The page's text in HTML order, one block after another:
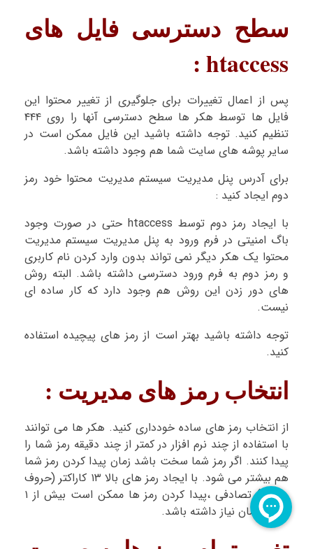
سطح دسترسی فایل های
htaccess :
پس از اعمال تغییرات برای جلوگیری از تغییر محتوا این
فایل ها توسط هکر ها سطح دسترسی آنها را روی ۴۴۴
تنظیم کنید. توجه داشته باشید این فایل ممکن است در
سایر پوشه های سایت شما هم وجود داشته باشد.
برای آدرس پنل مدیریت سیستم مدیریت محتوا خود رمز
دوم ایجاد کنید :
با ایجاد رمز دوم توسط htaccess حتی در صورت وجود
باگ امنیتی در فرم ورود به پنل مدیریت سیستم مدیریت
محتوا یک هکر دیگر نمی تواند بدون وارد کردن نام کاربری
و رمز دوم به فرم ورود دسترسی داشته باشد. البته روش
های دور زدن این روش هم وجود دارد که کار ساده ای
نیست.
توجه داشته باشید بهتر است از رمز های پیچیده استفاده
کنید.
انتخاب رمز های مدیریت :
از انتخاب رمز های ساده خودداری کنید. هکر ها می توانند
با استفاده از چند نرم افزار در کمتر از چند دقیقه رمز شما را
پیدا کنند. اگر رمز شما سخت باشد زمان پیدا کردن رمز شما
هم بیشتر می شود. با ایجاد رمز های بالا ۱۳ کاراکتر (حروف
و عدد) تصادفی ،پیدا کردن رمز ها ممکن است بیش از ۱
ماه به زمان نیاز داشته باشد.